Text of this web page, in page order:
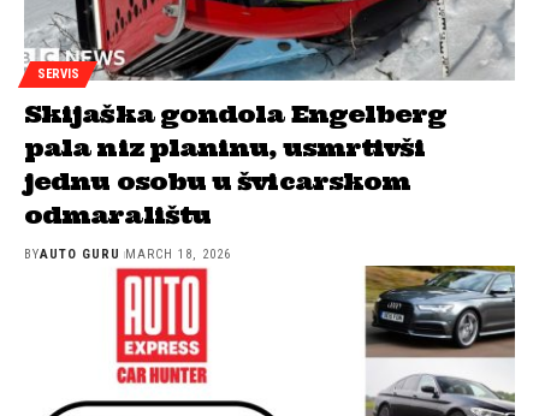
SERVIS
Skijaška gondola Engelberg
pala niz planinu, usmrtivši
jednu osobu u švicarskom
odmaralištu
BYAUTO GURU MARCH 18, 2026